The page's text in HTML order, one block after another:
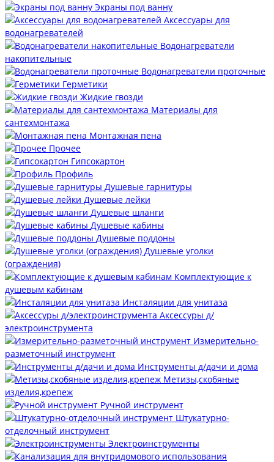
Экраны под ванну
Аксессуары для
водонагревателей
Водонагреватели
накопительные
Водонагреватели проточные
Герметики
Жидкие гвозди
Материалы для
сантехмонтажа
Монтажная пена
Прочее
Гипсокартон
Профиль
Душевые гарнитуры
Душевые лейки
Душевые шланги
Душевые кабины
Душевые поддоны
Душевые уголки
(ограждения)
Комплектующие к
душевым кабинам
Инсталяции для унитаза
Аксессуры д/
электроинструмента
Измерительно-
разметочный инструмент
Инструменты д/дачи и дома
Метизы,скобяные
изделия,крепеж
Ручной инструмент
Штукатурно-
отделочный инструмент
Электроинструменты